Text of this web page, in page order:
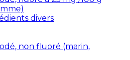
divers
non fluoré (marin,